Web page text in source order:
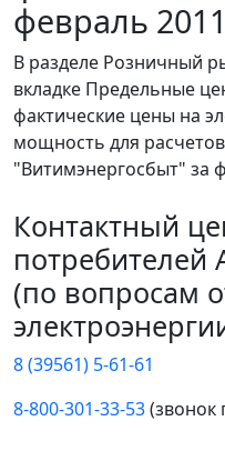
февраль
В разделе Розничный
вкладке Предельные
фактические цены на
мощность для
"Витимэнергосбыт" за
Контактный
потребителей
(по вопросам
8 (39561) 5-61-61
8-800-301-33-53(звонок